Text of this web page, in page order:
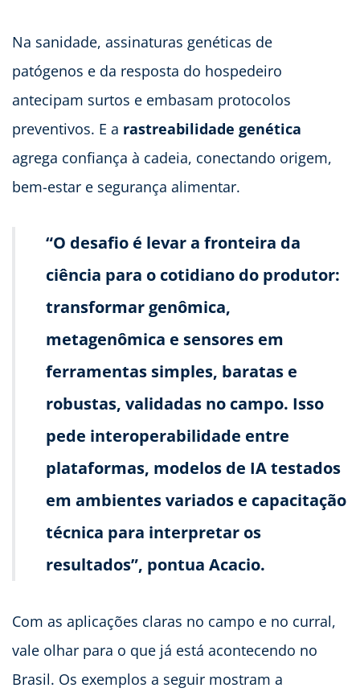
Na sanidade, assinaturas genéticas de
patógenos e da resposta do hospedeiro
antecipam surtos e embasam protocolos
preventivos. E a rastreabilidade genética
agrega confiança à cadeia, conectando origem,
bem-estar e segurança alimentar.
“O desafio é levar a fronteira da
ciência para o cotidiano do produtor:
transformar genômica,
metagenômica e sensores em
ferramentas simples, baratas e
robustas, validadas no campo. Isso
pede interoperabilidade entre
plataformas, modelos de IA testados
em ambientes variados e capacitação
técnica para interpretar os
resultados”, pontua Acacio.
Com as aplicações claras no campo e no curral,
vale olhar para o que já está acontecendo no
Brasil. Os exemplos a seguir mostram a